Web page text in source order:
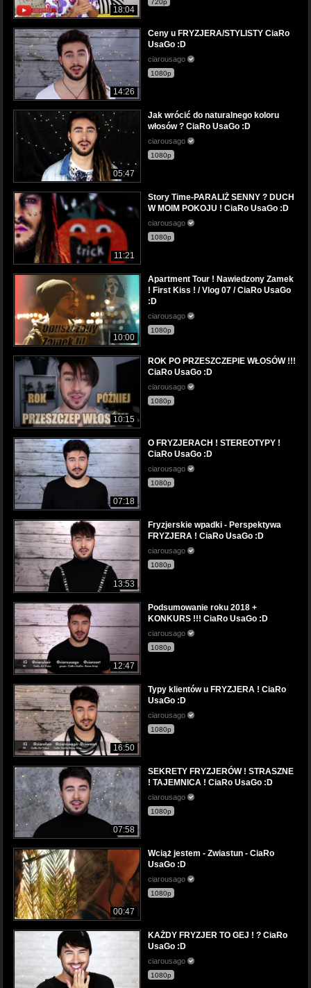
18:04
720p
14:26
Ceny u FRYZJERA/STYLISTY CiaRo
UsaGo :D
ciarousago
1080p
05:47
Jak wrócić do naturalnego koloru
włosów ? CiaRo UsaGo :D
ciarousago
1080p
11:21
Story Time-PARALIŻ SENNY ? DUCH
W MOIM POKOJU ! CiaRo UsaGo :D
ciarousago
1080p
10:00
Apartment Tour ! Nawiedzony Zamek
! First Kiss ! / Vlog 07 / CiaRo UsaGo
:D
ciarousago
1080p
10:15
ROK PO PRZESZCZEPIE WŁOSÓW !!!
CiaRo UsaGo :D
ciarousago
1080p
07:18
O FRYZJERACH ! STEREOTYPY !
CiaRo UsaGo :D
ciarousago
1080p
13:53
Fryzjerskie wpadki - Perspektywa
FRYZJERA ! CiaRo UsaGo :D
ciarousago
1080p
12:47
Podsumowanie roku 2018 +
KONKURS !!! CiaRo UsaGo :D
ciarousago
1080p
16:50
Typy klientów u FRYZJERA ! CiaRo
UsaGo :D
ciarousago
1080p
07:58
SEKRETY FRYZJERÓW ! STRASZNE
! TAJEMNICA ! CiaRo UsaGo :D
ciarousago
1080p
00:47
Wciąż jestem - Zwiastun - CiaRo
UsaGo :D
ciarousago
1080p
KAŻDY FRYZJER TO GEJ ! ? CiaRo
UsaGo :D
ciarousago
1080p